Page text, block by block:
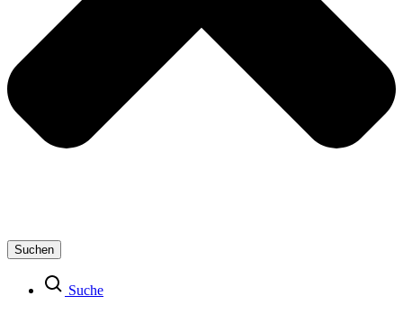
Suchen
Suche